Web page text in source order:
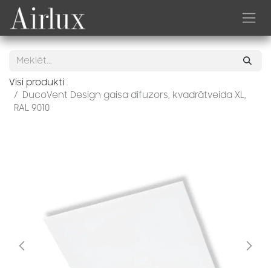
Skip to Content
Visi produkti
DucoVent Design gaisa difuzors, kvadrātveida XL,
RAL 9010